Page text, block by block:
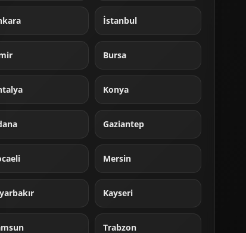
İstanbul
Bursa
Konya
Gaziantep
Mersin
Kayseri
Trabzon